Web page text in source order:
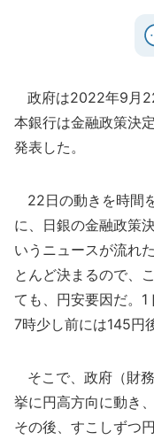
政府は2022年9月
本銀行は金融政策決
発表した。
22日の動きを時間
に、日銀の金融政策
いうニュースが流れ
とんど決まるので、
ても、円安要因だ。
7時少し前には145円
そこで、政府（財
挙に円高方向に動き
その後、すこしずつ